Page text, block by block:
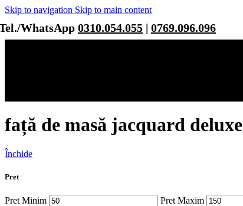
Skip to navigation Skip to main content
WhatsApp 0310.054.055 | 0769.096.096
față de masă jacquard deluxe
Închide
Pret
Pret Minim Pret Maxim